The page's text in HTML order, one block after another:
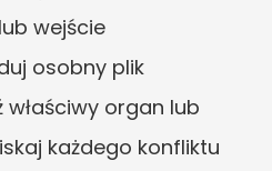
wejście
osobny plik
organ lub
każdego konfliktu